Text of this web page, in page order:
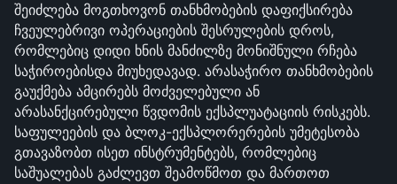
შეიძლება მოგთხოვონ თანხმობების დაფიქსირება
ჩვეულებრივი ოპერაციების შესრულების დროს,
რომლებიც დიდი ხნის მანძილზე მონიშნული რჩება
საჭიროებისდა მიუხედავად. არასაჭირო თანხმობების
გაუქმება ამცირებს მოძველებული ან
არასანქცირებული წვდომის ექსპლუატაციის რისკებს.
საფულეების და ბლოკ-ექსპლორერების უმეტესობა
გთავაზობთ ისეთ ინსტრუმენტებს, რომლებიც
საშუალებას გაძლევთ შეამოწმოთ და მართოთ